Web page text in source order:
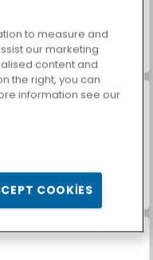
Check3
Akıllı Sayılar 2048
to measure and
our marketing
content and
the right, you can
information see our
COOKIES